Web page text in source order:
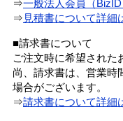
⇒一般法人会員（
⇒ 見積書について詳細
■請求書について
ご注文時に希望された
尚、請求書は、営業時
場合がございます。
⇒請求書について詳細